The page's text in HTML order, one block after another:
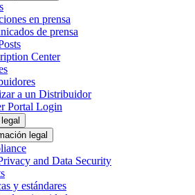
en prensa
de prensa
Center
a un Distribuidor
Portal Login
legal
and Data Security
y estándares